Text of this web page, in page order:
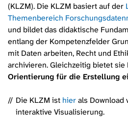
(KLZM). Die KLZM basiert auf der
Themenbereich
und bildet das didaktische
entlang der Kompetenzfelder
mit Daten arbeiten, Recht und
archivieren. Gleichzeitig bietet
Orientierung für die Erstellung
Die KLZM ist hierals Download
interaktive Visualisierung.